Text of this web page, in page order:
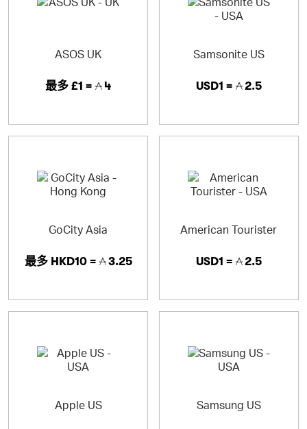
ASOS UK
最多 £1 = 4
Samsonite US
USD1 = 2.5
GoCity Asia
最多HKD10 = 3.25
American Tourister
USD1 = 2.5
Apple US Samsung US